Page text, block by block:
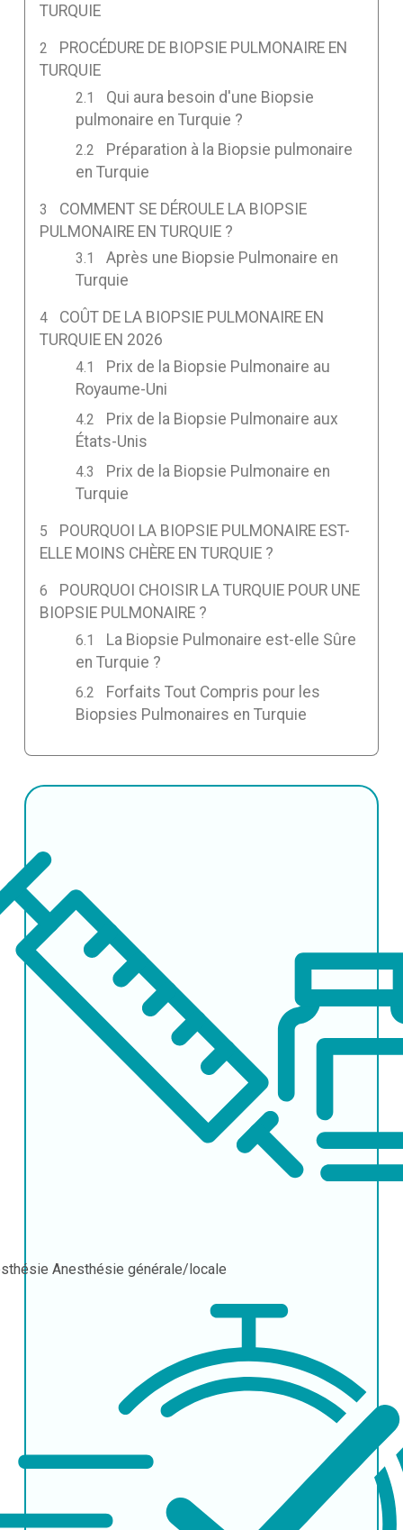
TURQUIE
PROCÉDURE DE BIOPSIE PULMONAIRE EN
TURQUIE
Qui aura besoin d'une Biopsie
pulmonaire en Turquie ?
Préparation à la Biopsie pulmonaire
en Turquie
COMMENT SE DÉROULE LA BIOPSIE
PULMONAIRE EN TURQUIE ?
Après une Biopsie Pulmonaire en
Turquie
COÛT DE LA BIOPSIE PULMONAIRE EN
TURQUIE EN 2026
Prix de la Biopsie Pulmonaire au
Royaume-Uni
Prix de la Biopsie Pulmonaire aux
États-Unis
Prix de la Biopsie Pulmonaire en
Turquie
POURQUOI LA BIOPSIE PULMONAIRE EST-
ELLE MOINS CHÈRE EN TURQUIE ?
POURQUOI CHOISIR LA TURQUIE POUR UNE
BIOPSIE PULMONAIRE ?
La Biopsie Pulmonaire est-elle Sûre
en Turquie ?
Forfaits Tout Compris pour les
Biopsies Pulmonaires en Turquie
Anesthésie générale/locale